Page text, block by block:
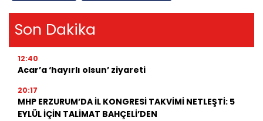
Son Dakika
12:40
Acar’a ‘hayırlı olsun’ ziyareti
20:17
MHP ERZURUM’DA İL KONGRESİ TAKVİMİ NETLEŞTİ: 5
EYLÜL İÇİN TALİMAT BAHÇELİ’DEN